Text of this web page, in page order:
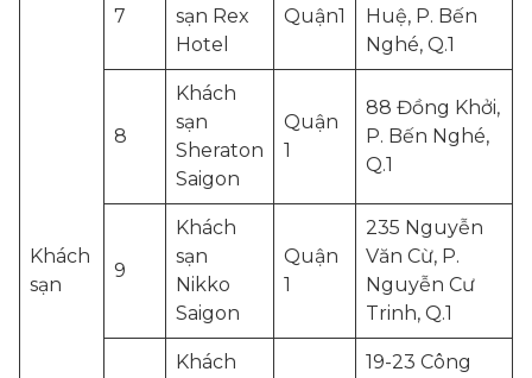
Khách
sạn
7
sạn Rex
Hotel
Quận1
Huệ, P. Bến
Nghé, Q.1
8
Khách
sạn
Sheraton
Saigon
Quận
1
88 Đồng Khởi,
P. Bến Nghé,
Q.1
9
Khách
sạn
Nikko
Saigon
Quận
1
235 Nguyễn
Văn Cừ, P.
Nguyễn Cư
Trinh, Q.1
Khách
19-23 Công